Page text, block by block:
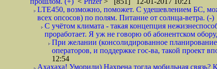
LTE450, возможно, поможет. С удешевлением БС,
всех опсосов) по полям. Питание от солнца-ветра. (-)
С учётом климата - такая концепция
проработает. Я уж не говорю об абонентском
При желании (консолидированное планирование
операторов, и поддержке гос-ва, такой проект
12:54
Ахахаха! Уморили) Нахрена тогда мобильная